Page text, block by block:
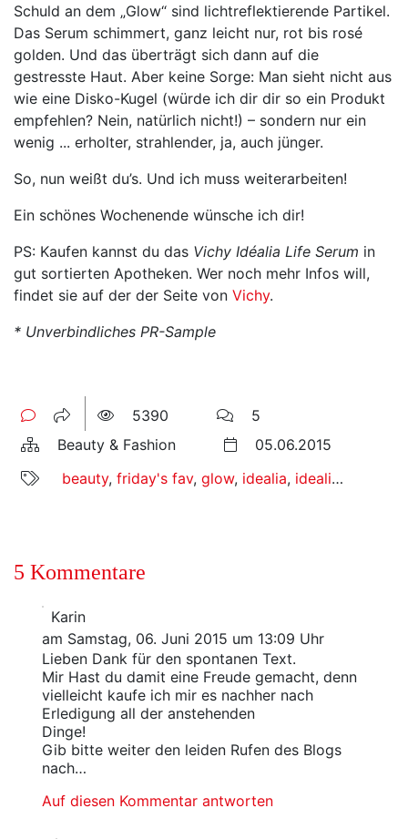
Schuld an dem „Glow“ sind lichtreflektierende Partikel.
Das Serum schimmert, ganz leicht nur, rot bis rosé
golden. Und das überträgt sich dann auf die
gestresste Haut. Aber keine Sorge: Man sieht nicht aus
wie eine Disko-Kugel (würde ich dir dir so ein Produkt
empfehlen? Nein, natürlich nicht!) – sondern nur ein
wenig ... erholter, strahlender, ja, auch jünger.
So, nun weißt du’s. Und ich muss weiterarbeiten!
Ein schönes Wochenende wünsche ich dir!
PS: Kaufen kannst du das Vichy Idéalia Life Serum in
gut sortierten Apotheken. Wer noch mehr Infos will,
findet sie auf der der Seite von Vichy.
* Unverbindliches PR-Sample
5390
5
Beauty & Fashion
05.06.2015
beauty, friday's fav, glow, idealia, idealia life serum
5 Kommentare
Karin
am Samstag, 06. Juni 2015 um 13:09 Uhr
Lieben Dank für den spontanen Text.
Mir Hast du damit eine Freude gemacht, denn
vielleicht kaufe ich mir es nachher nach
Erledigung all der anstehenden
Dinge!
Gib bitte weiter den leiden Rufen des Blogs
nach…
Auf diesen Kommentar antworten